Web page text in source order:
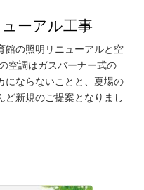
ューアル工事
の照明リニューアルと空
空調はガスバーナー式の
にならないことと、夏場の
ど新規のご提案となりまし